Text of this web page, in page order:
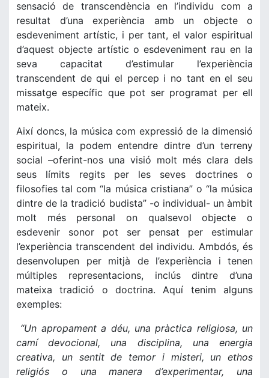
sensació de transcendència en l’individu com a
resultat d’una experiència amb un objecte o
esdeveniment artístic, i per tant, el valor espiritual
d’aquest objecte artístic o esdeveniment rau en la
seva capacitat d’estimular l’experiència
transcendent de qui el percep i no tant en el seu
missatge específic que pot ser programat per ell
mateix.
Així doncs, la música com expressió de la dimensió
espiritual, la podem entendre dintre d’un terreny
social –oferint-nos una visió molt més clara dels
seus límits regits per les seves doctrines o
filosofies tal com “la música cristiana” o “la música
dintre de la tradició budista” -o individual- un àmbit
molt més personal on qualsevol objecte o
esdevenir sonor pot ser pensat per estimular
l’experiència transcendent del individu. Ambdós, és
desenvolupen per mitjà de l’experiència i tenen
múltiples representacions, inclús dintre d’una
mateixa tradició o doctrina. Aquí tenim alguns
exemples:
“Un apropament a déu, una pràctica religiosa, un
camí devocional, una disciplina, una energia
creativa, un sentit de temor i misteri, un ethos
religiós o una manera d’experimentar, una